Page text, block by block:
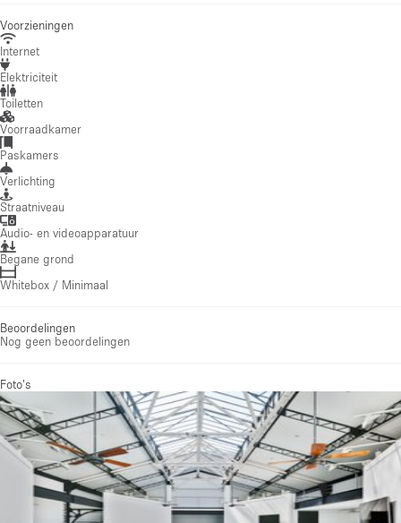
Voorzieningen
Internet
Elektriciteit
Toiletten
Voorraadkamer
Paskamers
Verlichting
Straatniveau
Audio- en videoapparatuur
Begane grond
Whitebox / Minimaal
Beoordelingen
Nog geen beoordelingen
Foto's